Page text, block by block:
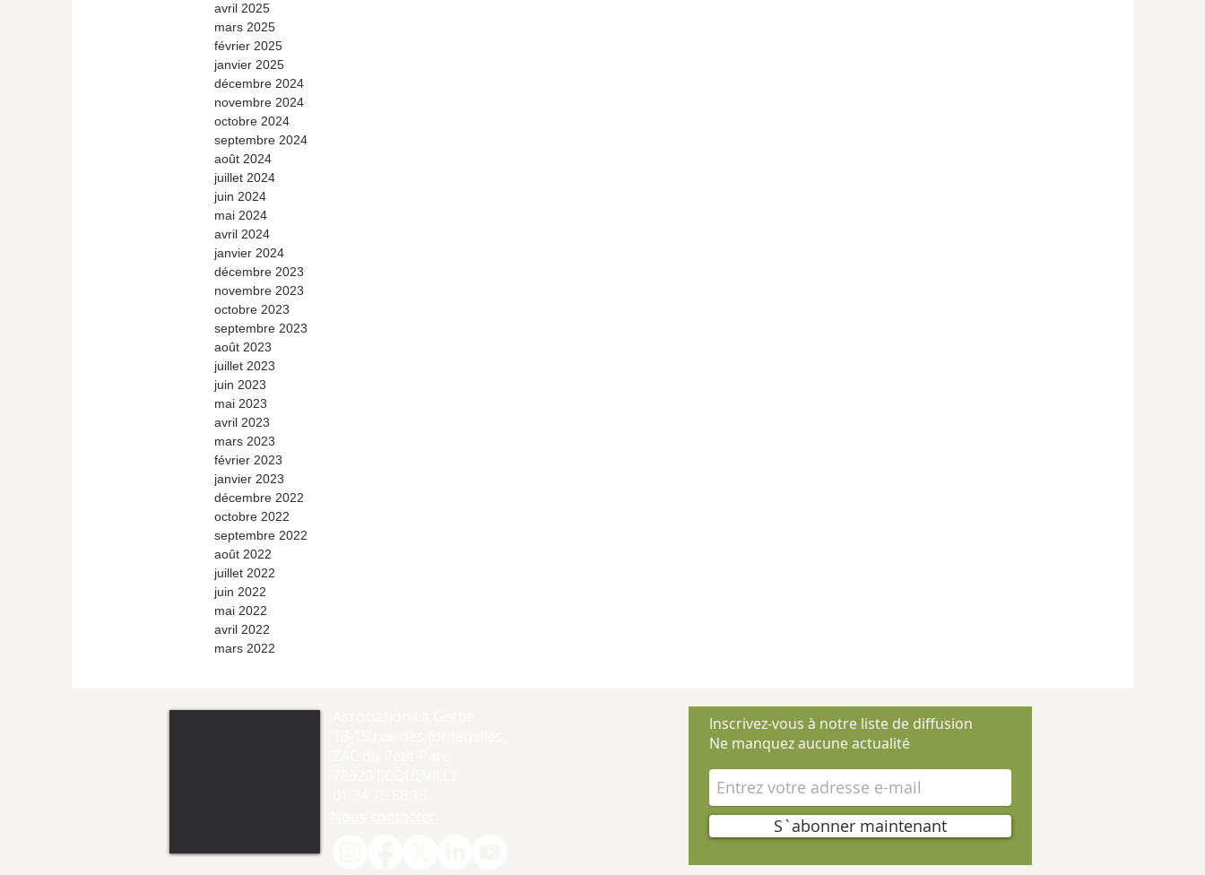
avril 2025
mars 2025
février 2025
janvier 2025
décembre 2024
novembre 2024
octobre 2024
septembre 2024
août 2024
juillet 2024
juin 2024
mai 2024
avril 2024
janvier 2024
décembre 2023
novembre 2023
octobre 2023
septembre 2023
août 2023
juillet 2023
juin 2023
mai 2023
avril 2023
mars 2023
février 2023
janvier 2023
décembre 2022
octobre 2022
septembre 2022
août 2022
juillet 2022
juin 2022
mai 2022
avril 2022
mars 2022
Inscrivez-vous à notre liste de diffusion
Ne manquez aucune actualité
S`abonner maintenant